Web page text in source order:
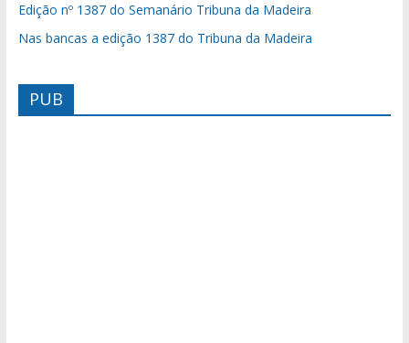
Edição nº 1387 do Semanário Tribuna da Madeira
Nas bancas a edição 1387 do Tribuna da Madeira
PUB